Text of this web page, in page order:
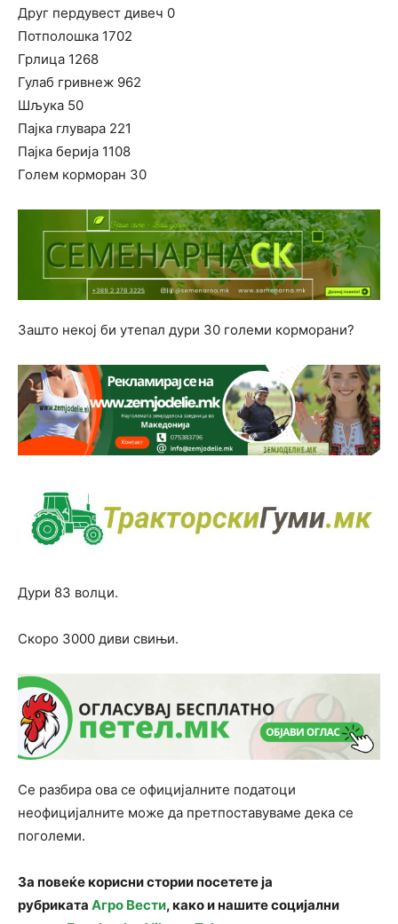
Друг пердувест дивеч 0
Потполошка 1702
Грлица 1268
Гулаб гривнеж 962
Шљука 50
Пајка глувара 221
Пајка берија 1108
Голем корморан 30
Зашто некој би утепал дури 30 големи корморани?
Дури 83 волци.
Скоро 3000 диви свињи.
Се разбира ова се официјалните податоци
неофицијалните може да претпоставуваме дека се
поголеми.
За повеќе корисни стории посетете ја
рубриката Агро Вести, како и нашите социјални